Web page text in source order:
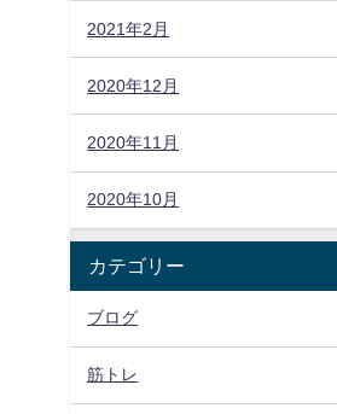
2021年2月
2020年12月
2020年11月
2020年10月
カテゴリー
ブログ
筋トレ